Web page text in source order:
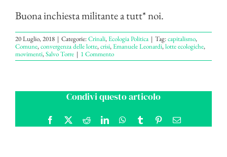
Buona inchiesta militante a tutt* noi.
20 Luglio, 2018 | Categorie:Crinali,Ecologia Politica | Tag:capitalismo,
Comune,convergenza delle lotte,crisi,Emanuele Leonardi,lotte ecologiche,
movimenti,Salvo Torre | 1 Commento
Condivi questo articolo
Facebook RedditLinkedInWhatsApp
Tumblr PinterestEmail